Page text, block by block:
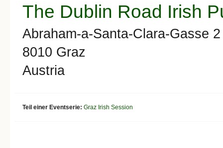
The Dublin Road Irish
Abraham-a-Santa-Clara-Gasse 2
8010 Graz
Austria
Teil einer Eventserie: Graz Irish Session